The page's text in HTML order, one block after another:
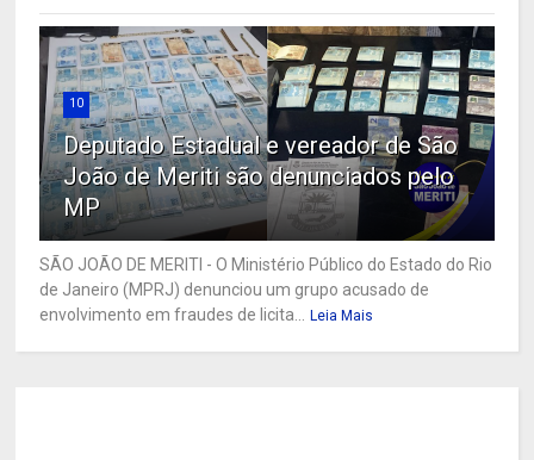
10
Deputado Estadual e vereador de São
João de Meriti são denunciados pelo
MP
SÃO JOÃO DE MERITI - O Ministério Público do Estado do Rio
de Janeiro (MPRJ) denunciou um grupo acusado de
envolvimento em fraudes de licita... Leia Mais